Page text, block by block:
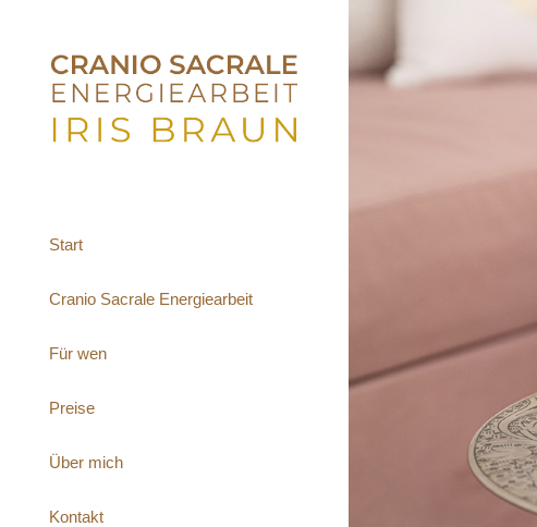
Start
Cranio Sacrale Energiearbeit
Für wen
Preise
Über mich
Kontakt